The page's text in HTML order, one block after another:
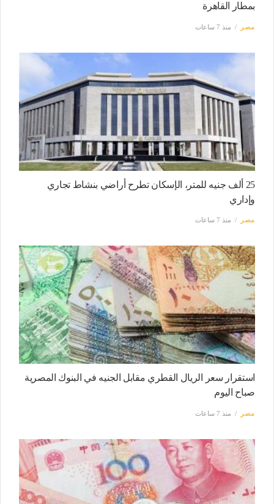
بمطار القاهرة
مصر منذ 7 ساعات
25 ألف جنيه للمتر، الإسكان تطرح أراضي بنشاط تجاري
وإداري
مصر منذ 7 ساعات
استقرار سعر الريال القطري مقابل الجنيه في البنوك المصرية
صباح اليوم
مصر منذ 7 ساعات